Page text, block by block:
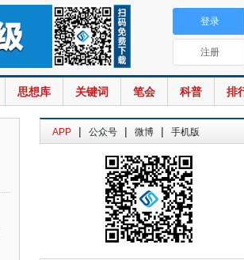
思想库 关键词 笔会 科普 排
登录
注册
APP | 公众号 | 微博 | 手机版